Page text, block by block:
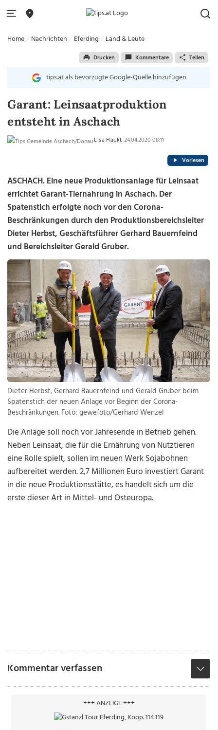
Home Nachrichten Eferding Land & Leute
Drucken Kommentare Teilen
tips.at als bevorzugte Google-Quelle hinzufügen
Garant: Leinsaatproduktion
entsteht in Aschach
Lisa Hackl, 24.04.2020 08:11
Vorlesen
ASCHACH. Eine neue Produktionsanlage für Leinsaat
errichtet Garant-Tiernahrung in Aschach. Der
Spatenstich erfolgte noch vor den Corona-
Beschränkungen durch den Produktionsbereichsleiter
Dieter Herbst, Geschäftsführer Gerhard Bauernfeind
und Bereichsleiter Gerald Gruber.
Dieter Herbst, Gerhard Bauernfeind und Gerald Gruber beim
Spatenstich der neuen Anlage vor Beginn der Corona-
Beschränkungen. Foto: gewefoto/Gerhard Wenzel
Die Anlage soll noch vor Jahresende in Betrieb gehen.
Neben Leinsaat, die für die Ernährung von Nutztieren
eine Rolle spielt, sollen im neuen Werk Sojabohnen
aufbereitet werden. 2,7 Millionen Euro investiert Garant
in die neue Produktionsstätte, es handelt sich um die
erste dieser Art in Mittel- und Osteuropa.
Kommentar verfassen
+++ ANZEIGE +++